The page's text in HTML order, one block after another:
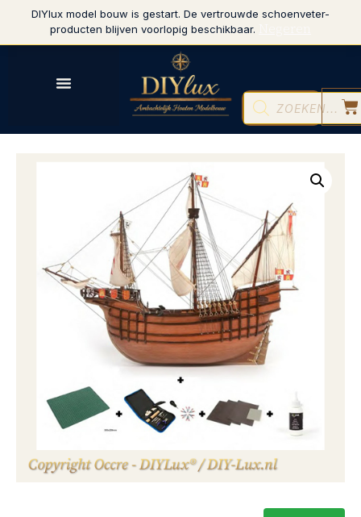
DIYlux model bouw is gestart. De vertrouwde schoenveter-
producten blijven voorlopig beschikbaar.